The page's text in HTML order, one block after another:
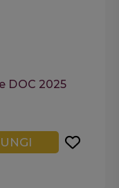
DOC 2025